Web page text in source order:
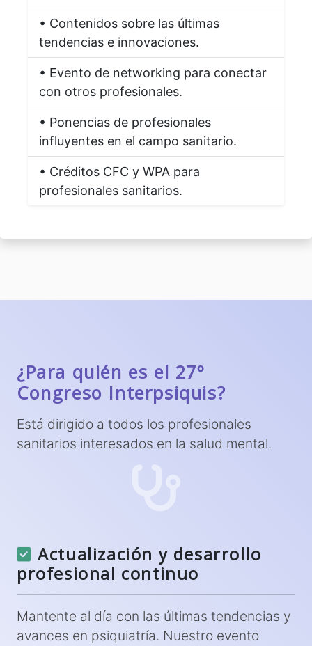
• Contenidos sobre las últimas
tendencias e innovaciones.
• Evento de networking para conectar
con otros profesionales.
• Ponencias de profesionales
influyentes en el campo sanitario.
• Créditos CFC y WPA para
profesionales sanitarios.
¿Para quién es el 27º
Congreso Interpsiquis?
Está dirigido a todos los profesionales
sanitarios interesados en la salud mental.
Actualización y desarrollo
profesional continuo
Mantente al día con las últimas tendencias y
avances en psiquiatría. Nuestro evento